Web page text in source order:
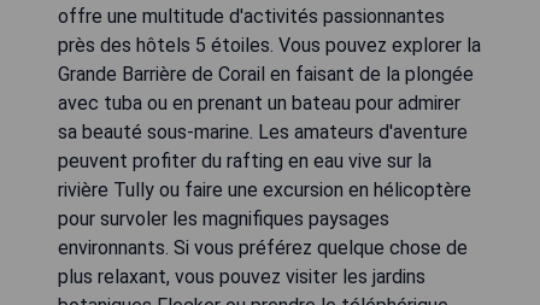
offre une multitude d'activités passionnantes
près des hôtels 5 étoiles. Vous pouvez explorer la
Grande Barrière de Corail en faisant de la plongée
avec tuba ou en prenant un bateau pour admirer
sa beauté sous-marine. Les amateurs d'aventure
peuvent profiter du rafting en eau vive sur la
rivière Tully ou faire une excursion en hélicoptère
pour survoler les magnifiques paysages
environnants. Si vous préférez quelque chose de
plus relaxant, vous pouvez visiter les jardins